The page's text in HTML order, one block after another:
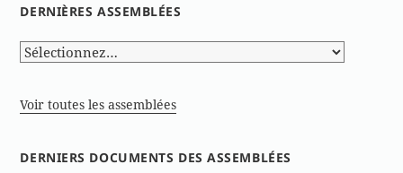
DERNIÈRES ASSEMBLÉES
Voir toutes les assemblées
DERNIERS DOCUMENTS DES ASSEMBLÉES